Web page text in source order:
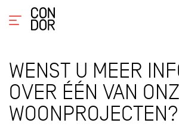
WENST U MEER
OVER ÉÉN VAN
WOONPROJECTEN?